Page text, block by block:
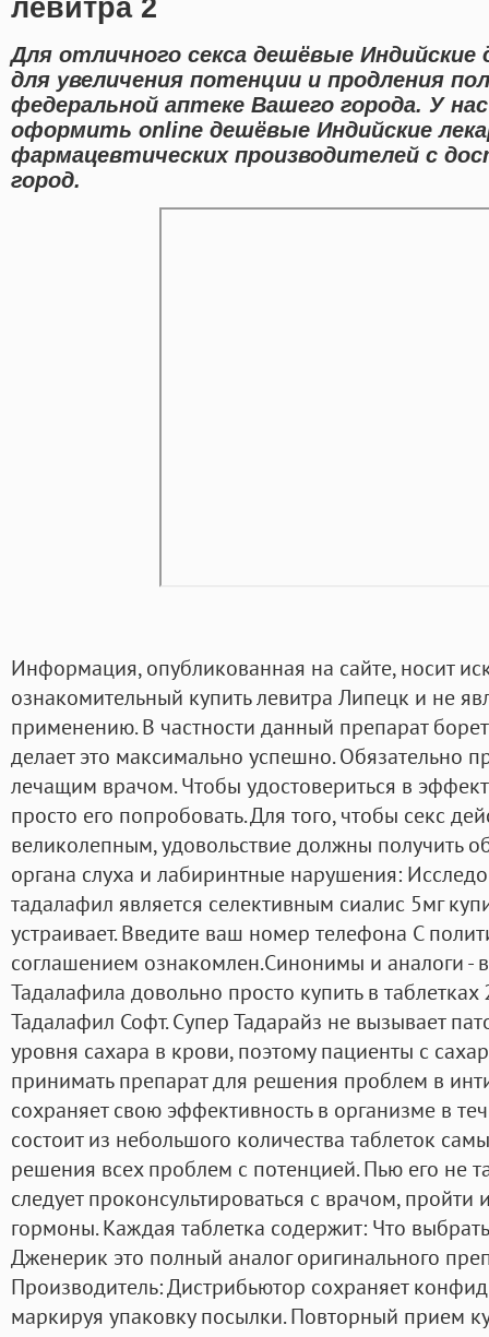
левитра 2
Для отличного секса дешёвые Индийские
для увеличения потенции и продления
федеральной аптеке Вашего города. У
оформить online дешёвые Индийские
фармацевтических производителей с
город.
Информация, опубликованная на сайте, носит
ознакомительный купить левитра Липецк и не
применению. В частности данный препарат
делает это максимально успешно. Обязательно
лечащим врачом. Чтобы удостовериться в
просто его попробовать. Для того, чтобы секс
великолепным, удовольствие должны получить
органа слуха и лабиринтные нарушения:
тадалафил является селективным сиалис 5мг
устраивает. Введите ваш номер телефона С
соглашением ознакомлен.Cинонимы и аналоги -
Тадалафила довольно просто купить в
Тадалафил Софт. Супер Тадарайз не вызывает
уровня сахара в крови, поэтому пациенты с
принимать препарат для решения проблем в
сохраняет свою эффективность в организме в
состоит из небольшого количества таблеток
решения всех проблем с потенцией. Пью его не
следует проконсультироваться с врачом,
гормоны. Каждая таблетка содержит: Что
Дженерик это полный аналог оригинального
Производитель: Дистрибьютор сохраняет
маркируя упаковку посылки. Повторный прием